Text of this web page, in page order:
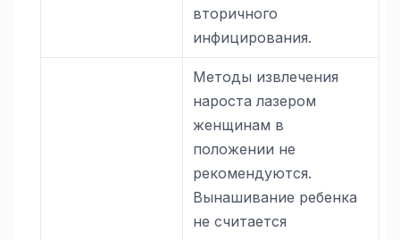
вторичного
инфицирования.
Методы извлечения
нароста лазером
женщинам в
положении не
рекомендуются.
Вынашивание ребенка
не считается